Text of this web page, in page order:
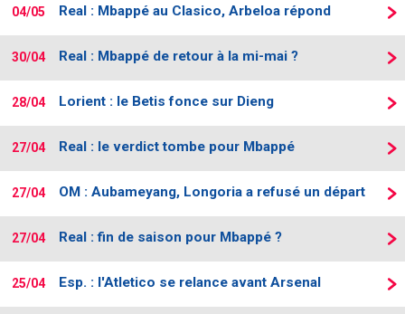
04/05 Real : Mbappé au Clasico, Arbeloa répond
30/04 Real : Mbappé de retour à la mi-mai ?
28/04 Lorient : le Betis fonce sur Dieng
27/04 Real : le verdict tombe pour Mbappé
27/04 OM : Aubameyang, Longoria a refusé un départ
27/04 Real : fin de saison pour Mbappé ?
25/04 Esp. : l'Atletico se relance avant Arsenal